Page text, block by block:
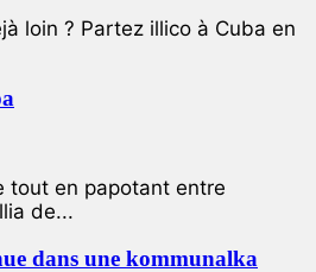
loin ? Partez illico à Cuba en
tout en papotant entre
de...
dans une kommunalka